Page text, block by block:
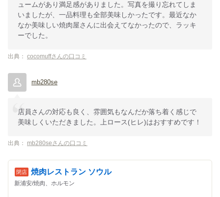
ュームがあり満足感がありました。写真を撮り忘れてしま
いましたが、一品料理も全部美味しかったです。最近なか
なか美味しい焼肉屋さんに出会えてなかったので、ラッキ
ーでした。
出典： cocomuffさんの口コミ
mb280se
店員さんの対応も良く、雰囲気もなんだか落ち着く感じで
美味しくいただきました。上ロース(ヒレ)はおすすめです！
出典： mb280seさんの口コミ
焼肉レストラン ソウル
新浦安/焼肉、ホルモン